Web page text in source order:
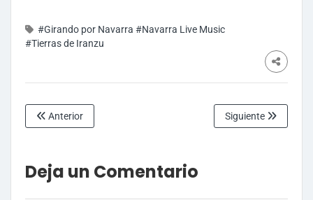
#Girando por Navarra #Navarra Live Music
#Tierras de Iranzu
Anterior Siguiente
Deja un Comentario